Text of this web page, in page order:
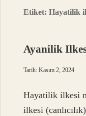
Etiket:Hayatilik
Ayanilik
Tarih: Kasım 2, 2024
Hayatilik ilkesi
ilkesi